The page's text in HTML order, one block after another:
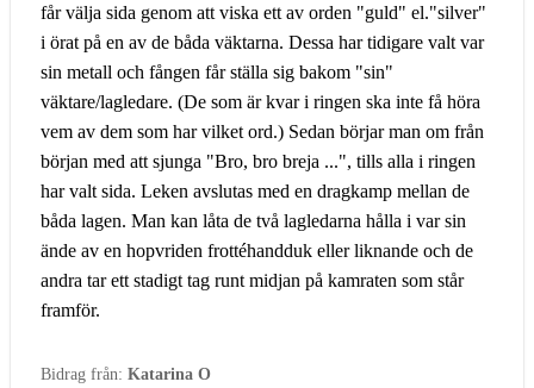
får välja sida genom att viska ett av orden "guld" el."silver"
i örat på en av de båda väktarna. Dessa har tidigare valt var
sin metall och fången får ställa sig bakom "sin"
väktare/lagledare. (De som är kvar i ringen ska inte få höra
vem av dem som har vilket ord.) Sedan börjar man om från
början med att sjunga "Bro, bro breja ...", tills alla i ringen
har valt sida. Leken avslutas med en dragkamp mellan de
båda lagen. Man kan låta de två lagledarna hålla i var sin
ände av en hopvriden frottéhandduk eller liknande och de
andra tar ett stadigt tag runt midjan på kamraten som står
framför.
Bidrag från: Katarina O